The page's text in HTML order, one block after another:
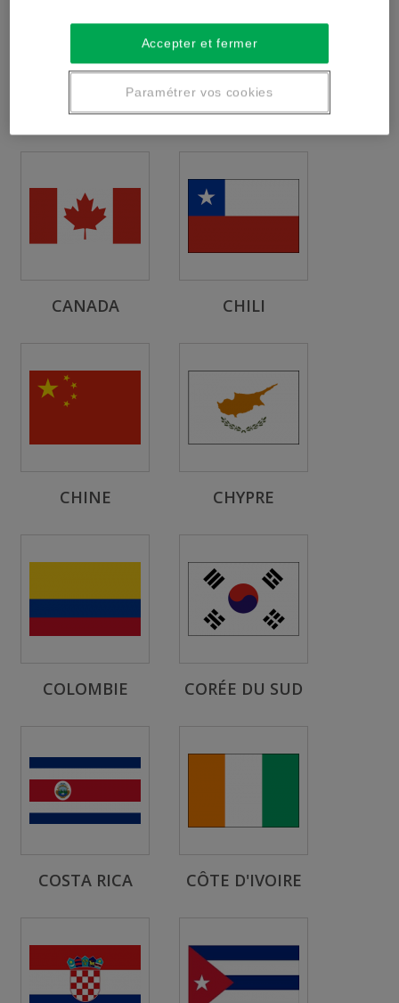
BULGARIE CAMBODGE
CANADA CHILI
CHINE CHYPRE
COLOMBIE CORÉE DU SUD
COSTA RICA CÔTE D'IVOIRE
Accepter et fermer
Paramétrer vos cookies